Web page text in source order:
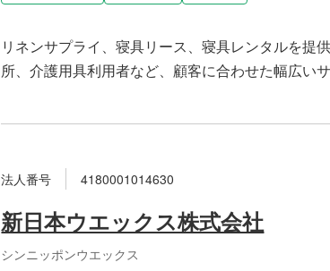
リネンサプライ、寝具リース、寝具レンタルを提
所、介護用具利用者など、顧客に合わせた幅広いサ
法人番号 4180001014630
新日本ウエックス株式会社
シンニッポンウエックス